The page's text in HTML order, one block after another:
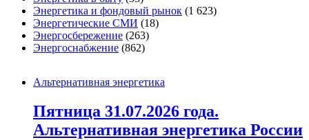
Энергетика и фондовый рынок (1 623)
Энергетические СМИ (18)
Энергосбережение (263)
Энергоснабжение (862)
Альтернативная энергетика
Пятница 31.07.2026 года.
Альтернативная энергетика России